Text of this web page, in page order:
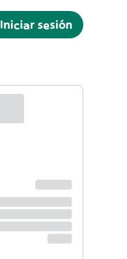
Iniciar sesión